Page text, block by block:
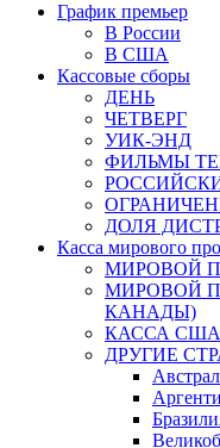
График премьер
В России
В США
Кассовые сборы
ДЕНЬ
ЧЕТВЕРГ
УИК-ЭНД
ФИЛЬМЫ
ДОЛЯ
Касса мирового
МИРОВОЙ
МИРОВОЙ
КАНАДЫ)
КАССА США
ДРУГИЕ